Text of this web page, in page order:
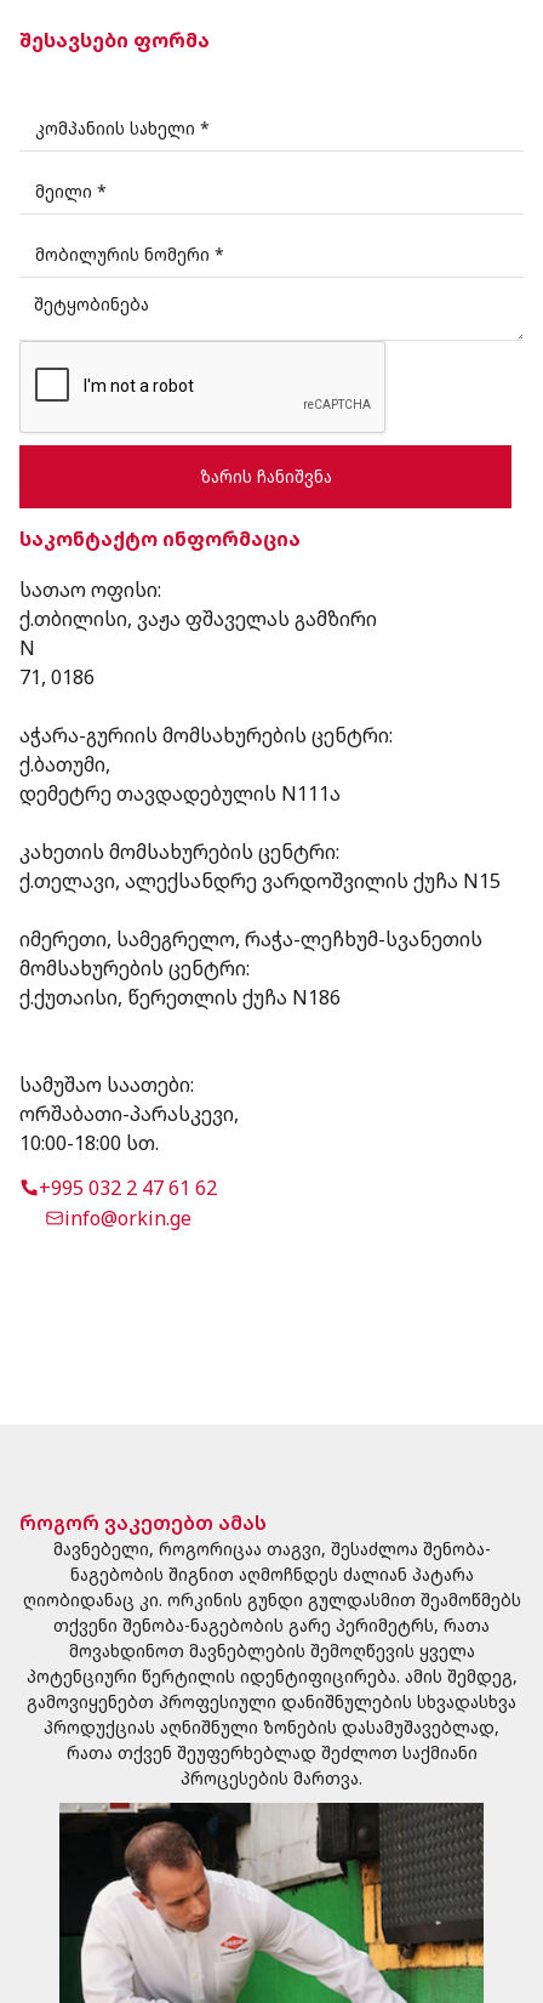
შესავსები ფორმა
საკონტაქტო ინფორმაცია
სათაო ოფისი:
ქ.თბილისი, ვაჟა ფშაველას გამზირი
N
71, 0186
აჭარა-გურიის მომსახურების ცენტრი:
ქ.ბათუმი,
დემეტრე თავდადებულის N111ა
კახეთის მომსახურების ცენტრი:
ქ.თელავი, ალექსანდრე ვარდოშვილის ქუჩა N15
⁠იმერეთი, სამეგრელო, რაჭა-ლეჩხუმ-სვანეთის
მომსახურების ცენტრი:
ქ.ქუთაისი, წერეთლის ქუჩა N186
სამუშაო საათები:
ორშაბათი-პარასკევი,
10:00-18:00 სთ.
+995 032 2 47 61 62
info@orkin.ge
როგორ ვაკეთებთ ამას
მავნებელი, როგორიცაა თაგვი, შესაძლოა შენობა-
ნაგებობის შიგნით აღმოჩნდეს ძალიან პატარა
ღიობიდანაც კი. ორკინის გუნდი გულდასმით შეამოწმებს
თქვენი შენობა-ნაგებობის გარე პერიმეტრს, რათა
მოვახდინოთ მავნებლების შემოღწევის ყველა
პოტენციური წერტილის იდენტიფიცირება. ამის შემდეგ,
გამოვიყენებთ პროფესიული დანიშნულების სხვადასხვა
პროდუქციას აღნიშნული ზონების დასამუშავებლად,
რათა თქვენ შეუფერხებლად შეძლოთ საქმიანი
პროცესების მართვა.